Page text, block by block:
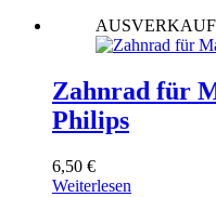
Zahnrad für
Philips
6,50 €
Weiterlesen